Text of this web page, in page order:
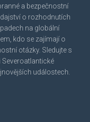
a bezpečnostní
o rozhodnutích
na globální
kdo se zajímají o
otázky. Sledujte s
událostech.